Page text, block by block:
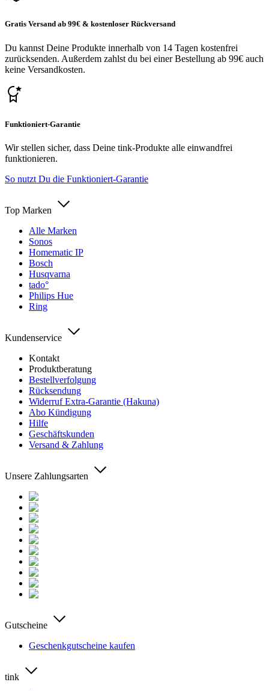
Gratis Versand ab 99€ & kostenloser Rückversand
Du kannst Deine Produkte innerhalb von 14 Tagen kostenfrei
zurücksenden. Außerdem zahlst du bei einer Bestellung ab 99€ auch
keine Versandkosten.
Funktioniert-Garantie
Wir stellen sicher, dass Deine tink-Produkte alle einwandfrei
funktionieren.
So nutzt Du die Funktioniert-Garantie
Top Marken
Alle Marken
Sonos
Homematic IP
Bosch
Husqvarna
tado°
Philips Hue
Ring
Kundenservice
Kontakt
Produktberatung
Bestellverfolgung
Rücksendung
Widerruf Extra-Garantie (Hakuna)
Abo Kündigung
Hilfe
Geschäftskunden
Versand & Zahlung
Unsere Zahlungsarten
Gutscheine
Geschenkgutscheine kaufen
tink